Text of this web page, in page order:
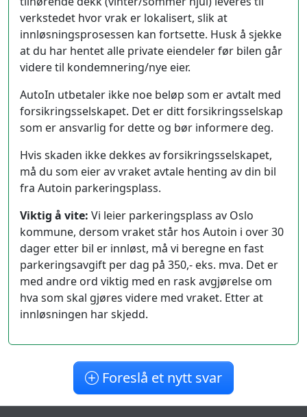
verkstedet hvor vrak er lokalisert, slik at
innløsningsprosessen kan fortsette. Husk å sjekke
at du har hentet alle private eiendeler før bilen går
videre til kondemnering/nye eier.
AutoIn utbetaler ikke noe beløp som er avtalt med
forsikringsselskapet. Det er ditt forsikringsselskap
som er ansvarlig for dette og bør informere deg.
Hvis skaden ikke dekkes av forsikringsselskapet,
må du som eier av vraket avtale henting av din bil
fra Autoin parkeringsplass.
Viktig å vite: Vi leier parkeringsplass av Oslo
kommune, dersom vraket står hos Autoin i over 30
dager etter bil er innløst, må vi beregne en fast
parkeringsavgift per dag på 350,- eks. mva. Det er
med andre ord viktig med en rask avgjørelse om
hva som skal gjøres videre med vraket. Etter at
innløsningen har skjedd.
Foreslå et nytt svar